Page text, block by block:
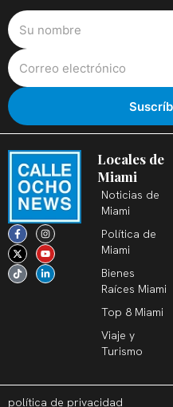
F
a
c
e
b
o
o
I
n
s
t
a
g
r
X
-
t
w
i
t
t
Y
o
u
t
u
b
e
T
i
k
t
o
k
L
i
n
k
e
d
i
Locales de
Miami
Noticias de
Miami
Política de
Miami
Bienes
Raíces Miami
Top 8 Miami
Viaje y
Turismo
política de privacidad